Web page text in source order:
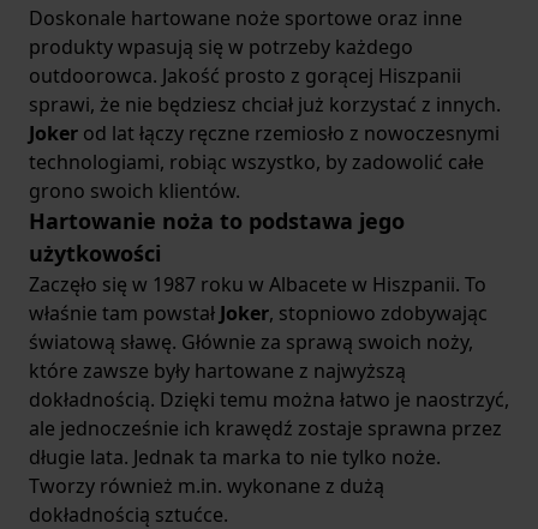
Doskonale hartowane noże sportowe oraz inne
produkty wpasują się w potrzeby każdego
outdoorowca. Jakość prosto z gorącej Hiszpanii
sprawi, że nie będziesz chciał już korzystać z innych.
Joker od lat łączy ręczne rzemiosło z nowoczesnymi
technologiami, robiąc wszystko, by zadowolić całe
grono swoich klientów.
Hartowanie noża to podstawa jego
użytkowości
Zaczęło się w 1987 roku w Albacete w Hiszpanii. To
właśnie tam powstał Joker, stopniowo zdobywając
światową sławę. Głównie za sprawą swoich noży,
które zawsze były hartowane z najwyższą
dokładnością. Dzięki temu można łatwo je naostrzyć,
ale jednocześnie ich krawędź zostaje sprawna przez
długie lata. Jednak ta marka to nie tylko noże.
Tworzy również m.in. wykonane z dużą
dokładnością sztućce.